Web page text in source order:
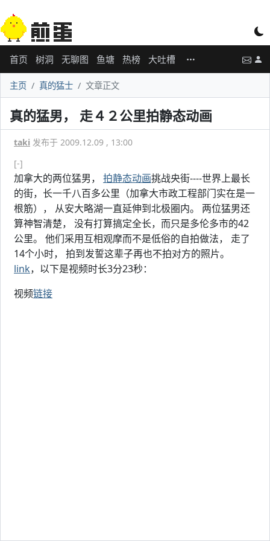
首页 树洞 无聊图 鱼塘 热榜 大吐槽
主页 真的猛士 文章正文
真的猛男， 走４２公里拍静态动画
taki 发布于 2009.12.09 , 13:00
[-]
加拿大的两位猛男， 拍静态动画挑战央街----世界上最长
的街，长一千八百多公里（加拿大市政工程部门实在是一
根筋）， 从安大略湖一直延伸到北极圈内。 两位猛男还
算神智清楚， 没有打算搞定全长，而只是多伦多市的42
公里。 他们采用互相观摩而不是低俗的自拍做法， 走了
14个小时， 拍到发誓这辈子再也不拍对方的照片。
link，以下是视频时长3分23秒：
视频链接